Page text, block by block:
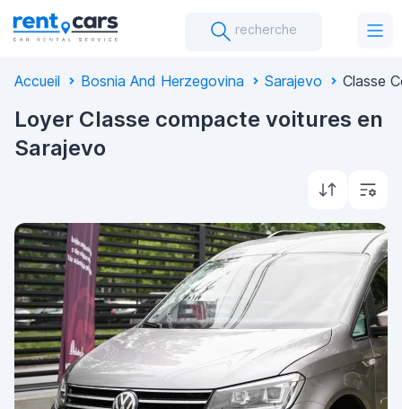
recherche
Accueil Bosnia And Herzegovina Sarajevo Classe
Loyer Classe compacte voitures en
Sarajevo